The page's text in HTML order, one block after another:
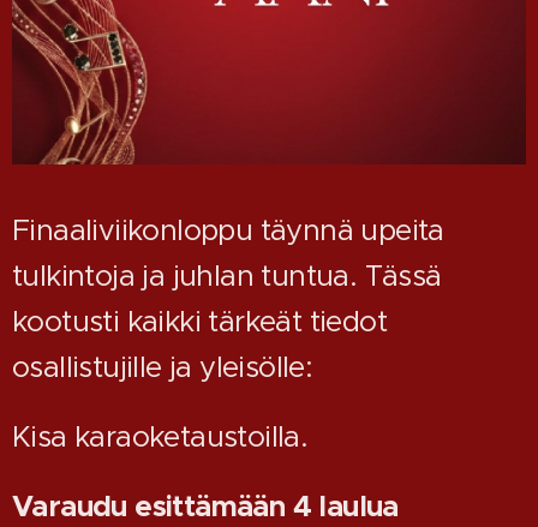
Finaaliviikonloppu täynnä upeita
tulkintoja ja juhlan tuntua. Tässä
kootusti kaikki tärkeät tiedot
osallistujille ja yleisölle:
Kisa karaoketaustoilla.
Varaudu esittämään 4 laulua